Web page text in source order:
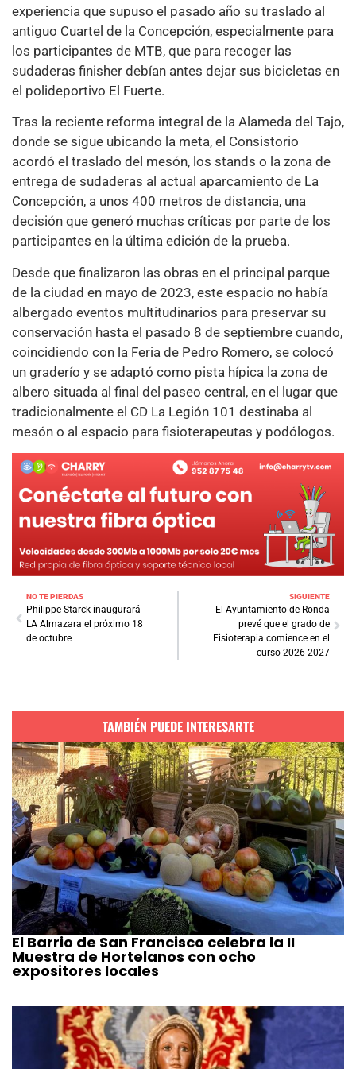
experiencia que supuso el pasado año su traslado al
antiguo Cuartel de la Concepción, especialmente para
los participantes de MTB, que para recoger las
sudaderas finisher debían antes dejar sus bicicletas en
el polideportivo El Fuerte.
Tras la reciente reforma integral de la Alameda del Tajo,
donde se sigue ubicando la meta, el Consistorio
acordó el traslado del mesón, los stands o la zona de
entrega de sudaderas al actual aparcamiento de La
Concepción, a unos 400 metros de distancia, una
decisión que generó muchas críticas por parte de los
participantes en la última edición de la prueba.
Desde que finalizaron las obras en el principal parque
de la ciudad en mayo de 2023, este espacio no había
albergado eventos multitudinarios para preservar su
conservación hasta el pasado 8 de septiembre cuando,
coincidiendo con la Feria de Pedro Romero, se colocó
un graderío y se adaptó como pista hípica la zona de
albero situada al final del paseo central, en el lugar que
tradicionalmente el CD La Legión 101 destinaba al
mesón o al espacio para fisioterapeutas y podólogos.
NO TE PIERDAS
Philippe Starck inaugurará
LA Almazara el próximo 18
de octubre
SIGUIENTE
El Ayuntamiento de Ronda
prevé que el grado de
Fisioterapia comience en el
curso 2026-2027
TAMBIÉN PUEDE INTERESARTE
El Barrio de San Francisco celebra la II
Muestra de Hortelanos con ocho
expositores locales